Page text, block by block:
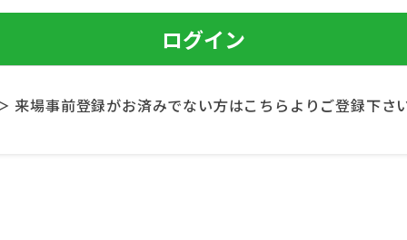
来場事前登録がお済みでない方はこちらよりご登録下さ